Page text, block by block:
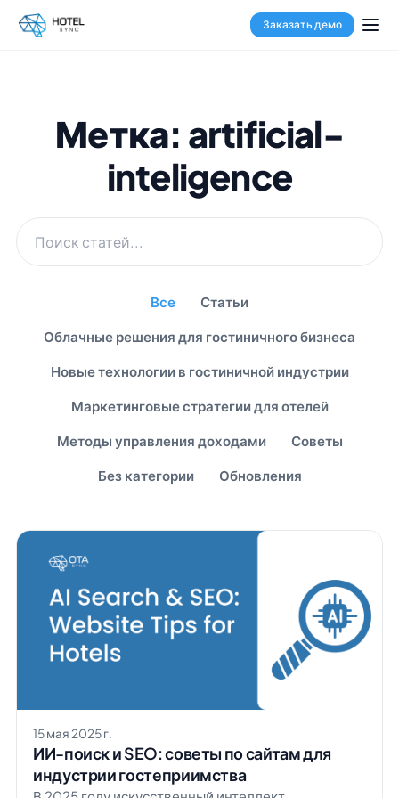
Заказать демо
Метка: artificial-
inteligence
Все Статьи
Облачные решения для гостиничного бизнеса
Новые технологии в гостиничной индустрии
Маркетинговые стратегии для отелей
Методы управления доходами Советы
Без категории Обновления
15 мая 2025 г.
ИИ-поиск и SEO: советы по сайтам для
индустрии гостеприимства